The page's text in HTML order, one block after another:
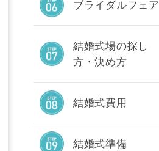
ブライダルフェア
結婚式場の探し
方・決め方
結婚式費用
結婚式準備